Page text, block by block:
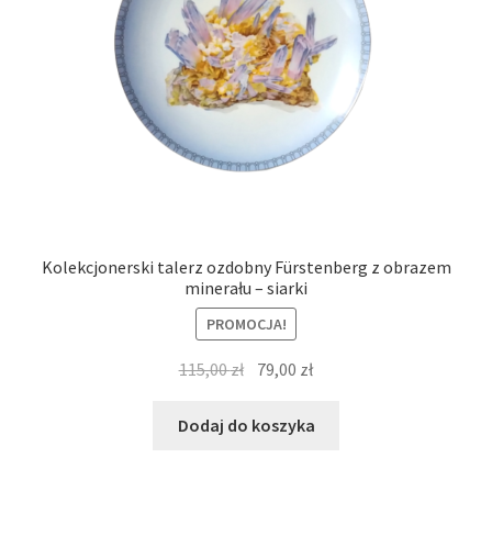
Kolekcjonerski talerz ozdobny Fürstenberg z obrazem
minerału – siarki
PROMOCJA!
115,00zł Pierwotna
wynosiła:
79,00 złAktualna
wynosi:
Dodaj do koszyka